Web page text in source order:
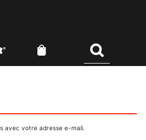
avec votre adresse e-mail.